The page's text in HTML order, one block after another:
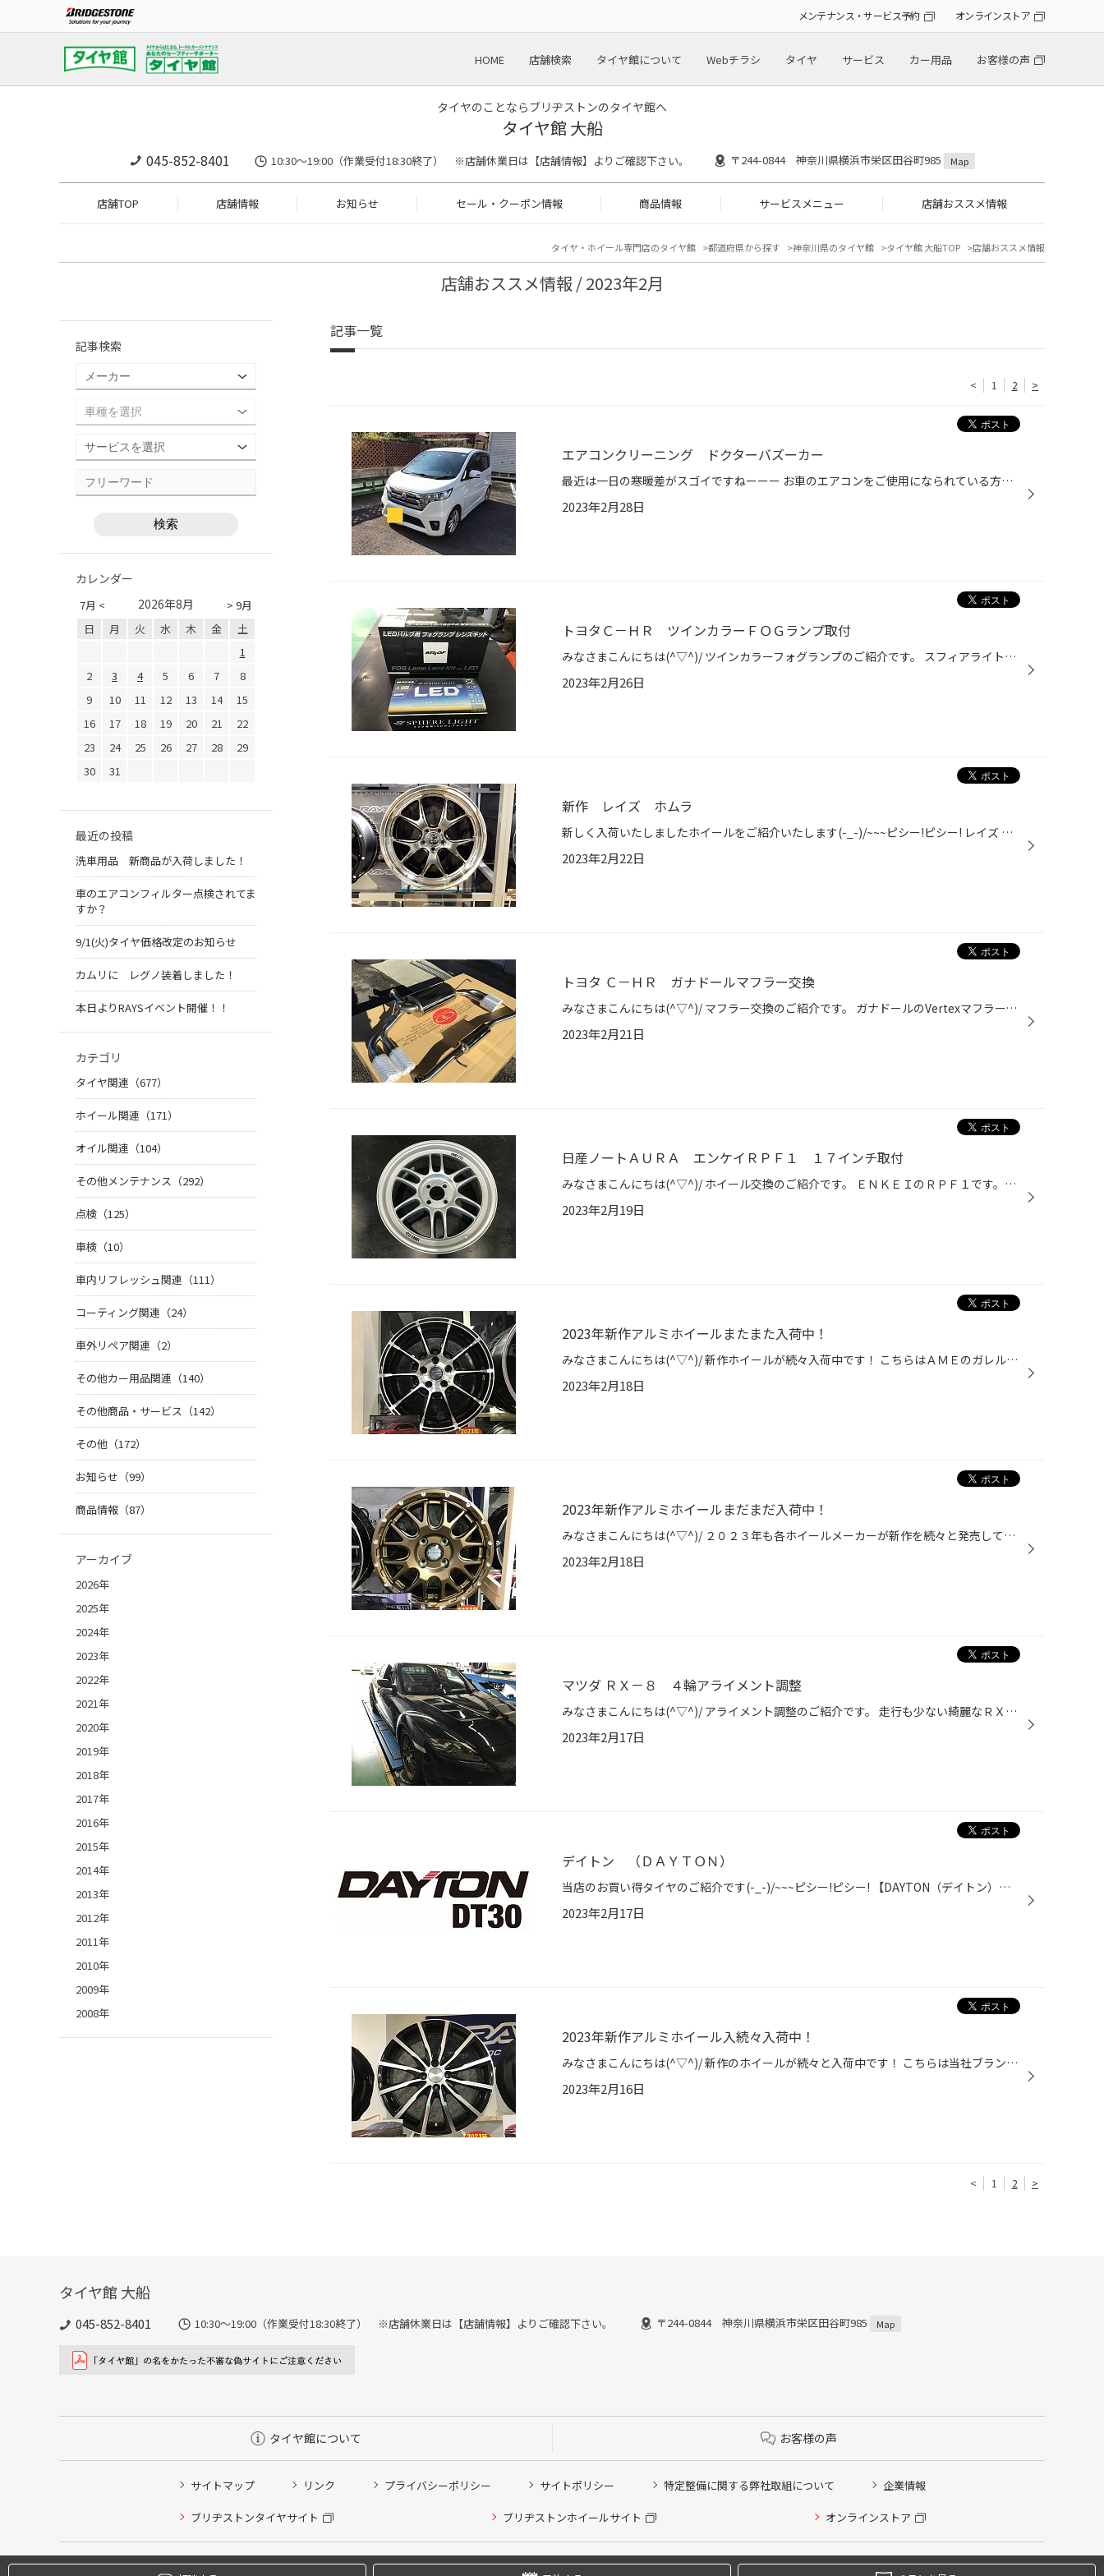
メンテナンス・サービス予約 オンラインストア
HOME 店舗検索 タイヤ館について Webチラシ タイヤ サービス カー用品 お客様の声
タイヤのことならブリヂストンのタイヤ館へ
タイヤ館 大船
045-852-8401 10:30～19:00（作業受付18:30終了） ※店舗休業日は【店舗情報】よりご確認下さい。 〒244-0844 神奈川県横浜市栄区田谷町985 Map
店舗TOP 店舗情報 お知らせ セール・クーポン情報 商品情報 サービスメニュー 店舗おススメ情報
タイヤ・ホイール専門店のタイヤ館 都道府県から探す 神奈川県のタイヤ館 タイヤ館 大船TOP 店舗おススメ情報
店舗おススメ情報 / 2023年2月
記事一覧
< 1 2 >
エアコンクリーニング ドクターバズーカー
最近は一日の寒暖差がスゴイですねーーー お車のエアコンをご使用になられている方は多いとおもいます(-_-)/~~~ピシー!ピシー! そこで！！エアコンからのニオイが気になる事ありませんか？ そんなお悩みを解決するメンテナンスをご紹介(^^)/ 洗っていないエアコンにはカビや汚れが付いてしまってい...
2023年2月28日
トヨタＣ－ＨＲ ツインカラーＦＯＧランプ取付
みなさまこんにちは(^▽^)/ ツインカラーフォグランプのご紹介です。 スフィアライトのツインカラーＬＥＤバルブです。 口金はＨ８～H16までの共用タイプで発光は2800Kのイエローと6.000Kのホワイトの切替が出来ます。 部品自体はこんな感じ。 取付にご来店いただきましたC-HRのお客様。普段使いのホ...
2023年2月26日
新作 レイズ ホムラ
新しく入荷いたしましたホイールをご紹介いたします(-_-)/~~~ピシー!ピシー! レイズ ホムラ ２Ｘ５ＲＡ カラー グレイスシルバー サイズ ２０Ｘ８J＋４５ レイズ ホムラ の新作モデルになります！！ 気になる方はぜひご覧にいらしてください(/・ω・)/
2023年2月22日
トヨタ Ｃ－ＨＲ ガナドールマフラー交換
みなさまこんにちは(^▽^)/ マフラー交換のご紹介です。 ガナドールのVertexマフラーです。センターパイプ付きの4本出しオールステン。 ＰＢＳ（パワーブーストシステムが搭載されていて、燃費も良くなりつつパワー/トルクアップが立証されている凄いやつです！ 取付にご来店頂いたのは、４WDのC-HR...
2023年2月21日
日産ノートＡＵＲＡ エンケイＲＰＦ１ １７インチ取付
みなさまこんにちは(^▽^)/ ホイール交換のご紹介です。 ＥＮＫＥＩのＲＰＦ１です。最軽量モデルとして人気の高く当社でも多数ご利用いただいているホイール。 ２００２年の発売開始から２０年余経過した今も軽量ホイールの代名詞となり愛用されてます。 １７インチでも重量はなんと6.9kg！純鍛造顔...
2023年2月19日
2023年新作アルミホイールまたまた入荷中！
みなさまこんにちは(^▽^)/ 新作ホイールが続々入荷中です！ こちらはＡＭＥのガレルナ レフィーノです。サイズは１８インチでカラーはブラックポリッシュ。 ＥＩＫＥＩ社の国内生産モデルです。ＥＮＫＥＩ社の得意とする軽量スポーツホイールにも採用するＭＡＴ製法により軽量高剛性をベースにラリ...
2023年2月18日
2023年新作アルミホイールまだまだ入荷中！
みなさまこんにちは(^▽^)/ ２０２３年も各ホイールメーカーが新作を続々と発売しております。 当店も積極的に新製品を導入中です！ こちらはWEDSのマッドヴァンス０８の１４インチモデル。カラーはマットブロンズ。 ありそうでなかった艶消しブロンズ！ 是非お気軽に見に来てください！心よりお待ち...
2023年2月18日
マツダ ＲＸ－８ ４輪アライメント調整
みなさまこんにちは(^▽^)/ アライメント調整のご紹介です。 走行も少ない綺麗なＲＸ－８のお客様がご来店。 足回りはいろいろと変更されていて手の入ったお車です。車高調を組んだ時にアライメントが狂った印象があったが、アーム類や補強も予定していたので全部組みあがったら測定してもらおうと思...
2023年2月17日
デイトン （ＤＡＹＴＯＮ）
当店のお買い得タイヤのご紹介です(-_-)/~~~ピシー!ピシー! 【DAYTON（デイトン）タイヤ】って何？？と思われるかもしれません。 デイトンは元々、アメリカのオハイオ州デイトン市で1905年に創業したタイヤメーカーです。1961年にファイアストン社に買収された後同社がブリヂストン傘下に入った事で...
2023年2月17日
2023年新作アルミホイール入続々入荷中！
みなさまこんにちは(^▽^)/ 新作のホイールが続々と入荷中です！ こちらは当社ブランドのバルミナＡ１２です。カラーはブラックポリッシュ。 コンパクトSUVやインチアップに使用出来る１７インチが入荷しました。 こちらも同じデザインの１６インチモデル。 是非お気軽にお立ち寄り頂き、御覧下さい...
2023年2月16日
< 1 2 >
記事検索
カレンダー
7月 < > 9月
2026年8月
日 月 火 水 木 金
土
1
2
3 4 5 6 7
8
9
10 11 12 13 14
15
16
17 18 19 20 21
22
23
24 25 26 27 28
29
30
31
最近の投稿
洗車用品 新商品が入荷しました！
車のエアコンフィルター点検されてま
すか？
9/1(火)タイヤ価格改定のお知らせ
カムリに レグノ装着しました！
本日よりRAYSイベント開催！！
カテゴリ
タイヤ関連（677）
ホイール関連（171）
オイル関連（104）
その他メンテナンス（292）
点検（125）
車検（10）
車内リフレッシュ関連（111）
コーティング関連（24）
車外リペア関連（2）
その他カー用品関連（140）
その他商品・サービス（142）
その他（172）
お知らせ（99）
商品情報（87）
アーカイブ
2026年
2025年
2024年
2023年
2022年
2021年
2020年
2019年
2018年
2017年
2016年
2015年
2014年
2013年
2012年
2011年
2010年
2009年
2008年
タイヤ館 大船
045-852-8401 10:30～19:00（作業受付18:30終了） ※店舗休業日は【店舗情報】よりご確認下さい。 〒244-0844 神奈川県横浜市栄区田谷町985 Map
タイヤ館について お客様の声
サイトマップ リンク プライバシーポリシー サイトポリシー 特定整備に関する弊社取組について 企業情報
ブリヂストンタイヤサイト ブリヂストンホイールサイト オンラインストア
Copyright © 2024 Bridgestone Retail Co.,Ltd. All rights Reserved.
タイヤ点検・安全点検/タイヤ履き替え/オイル交換/その他ピット作業の予約
クローク契約会員専用タイヤ履き替え※タイヤ履き替えを希望のクローク契約会員の方はこちらを選択ください
本日のタイヤ履き替え順番待ち予約 ※クローク契約会員の方はご利用いただけません